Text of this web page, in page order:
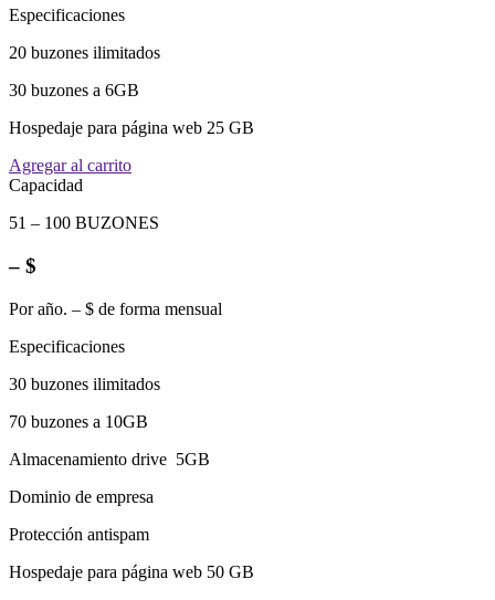
Especificaciones
20 buzones ilimitados
30 buzones a 6GB
Hospedaje para página web 25 GB
Agregar al carrito
Capacidad
51 – 100 BUZONES
– $
Por año. – $ de forma mensual
Especificaciones
30 buzones ilimitados
70 buzones a 10GB
Almacenamiento drive 5GB
Dominio de empresa
Protección antispam
Hospedaje para página web 50 GB